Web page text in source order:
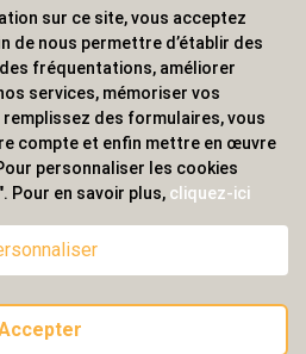
&
Boisson
Textile &
Casquette
Accessoires de
bureau
publicitaires, pour les
nationale, une
2020 ALVS
sur ce site, vous acceptez
de nous permettre d’établir des
fréquentations, améliorer
services, mémoriser vos
des formulaires, vous
compte et enfin mettre en œuvre
personnaliser les cookies
Pour en savoir plus, cliquez-ici